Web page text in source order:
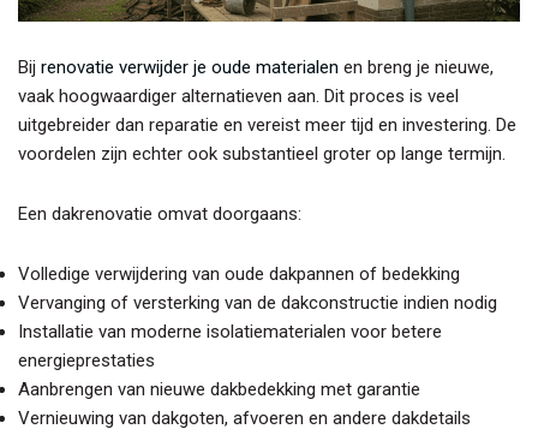
Bij renovatie verwijder je oude materialen en breng je nieuwe,
vaak hoogwaardiger alternatieven aan. Dit proces is veel
uitgebreider dan reparatie en vereist meer tijd en investering. De
voordelen zijn echter ook substantieel groter op lange termijn.
Een dakrenovatie omvat doorgaans:
Volledige verwijdering van oude dakpannen of bedekking
Vervanging of versterking van de dakconstructie indien nodig
Installatie van moderne isolatiematerialen voor betere
energieprestaties
Aanbrengen van nieuwe dakbedekking met garantie
Vernieuwing van dakgoten, afvoeren en andere dakdetails